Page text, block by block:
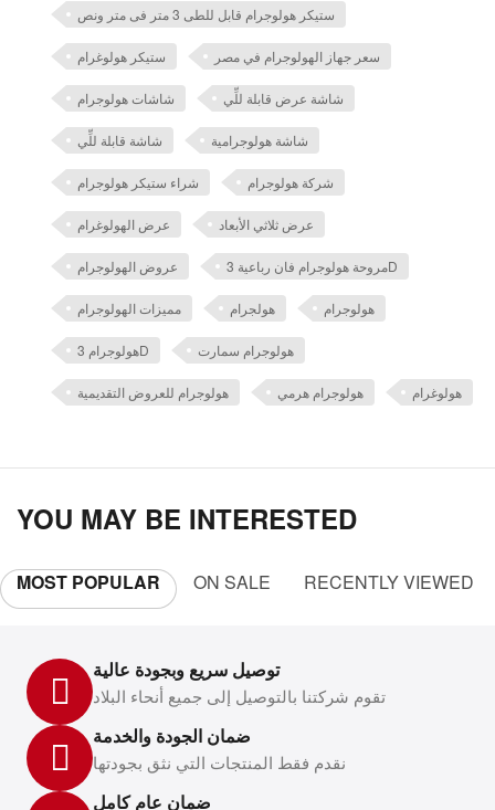
ستيكر هولوجرام قابل للطى 3 متر فى متر ونص
ستيكر هولوغرام سعر جهاز الهولوجرام في مصر
شاشات هولوجرام شاشة عرض قابلة للِّي
شاشة قابلة للِّي شاشة هولوجرامية
شراء ستيكر هولوجرام شركة هولوجرام
عرض الهولوغرام عرض ثلاثي الأبعاد
عروض الهولوجرام مروحة هولوجرام فان رباعية 3D
مميزات الهولوجرام هولجرام هولوجرام
هولوجرام 3D هولوجرام سمارت
هولوجرام للعروض التقديمية هولوجرام هرمي هولوغرام
YOU MAY BE INTERESTED
MOST POPULAR ON SALE RECENTLY VIEWED
توصيل سريع وبجودة عالية
تقوم شركتنا بالتوصيل إلى جميع أنحاء البلاد
ضمان الجودة والخدمة
نقدم فقط المنتجات التي نثق بجودتها
ضمان عام كامل